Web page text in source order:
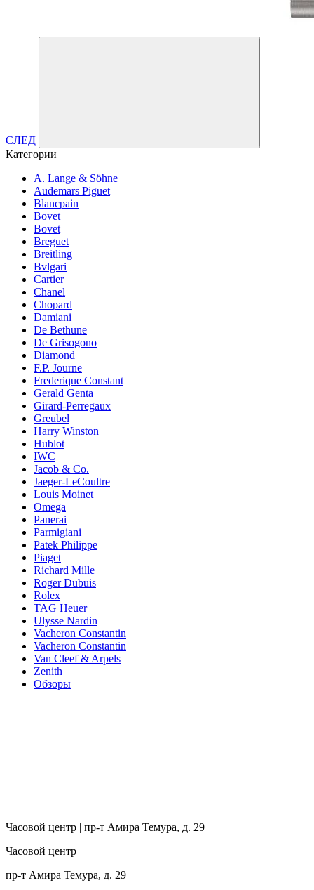
СЛЕД
Категории
A. Lange & Söhne
Audemars Piguet
Blancpain
Bovet
Bovet
Breguet
Breitling
Bvlgari
Cartier
Chanel
Chopard
Damiani
De Bethune
De Grisogono
Diamond
F.P. Journe
Frederique Constant
Gerald Genta
Girard-Perregaux
Greubel
Harry Winston
Hublot
IWC
Jacob & Co.
Jaeger-LeCoultre
Louis Moinet
Omega
Panerai
Parmigiani
Patek Philippe
Piaget
Richard Mille
Roger Dubuis
Rolex
TAG Heuer
Ulysse Nardin
Vacheron Constantin
Vacheron Constantin
Van Cleef & Arpels
Zenith
Обзоры
Часовой центр | пр-т Амира Темура, д. 29
Часовой центр
пр-т Амира Темура, д. 29